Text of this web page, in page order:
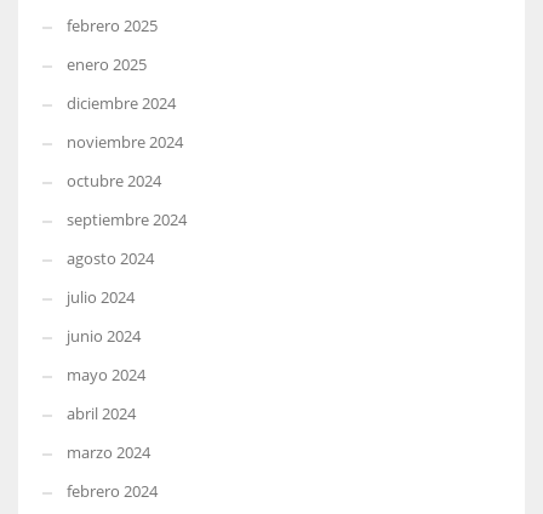
febrero 2025
enero 2025
diciembre 2024
noviembre 2024
octubre 2024
septiembre 2024
agosto 2024
julio 2024
junio 2024
mayo 2024
abril 2024
marzo 2024
febrero 2024